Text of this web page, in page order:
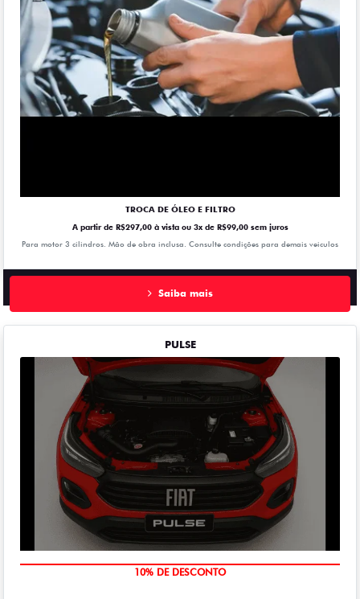
TROCA DE ÓLEO E FILTRO
A partir de R$297,00 à vista ou 3x de R$99,00 sem juros
Para motor 3 cilindros. Mão de obra inclusa. Consulte condições para demais veiculos
Saiba mais
PULSE